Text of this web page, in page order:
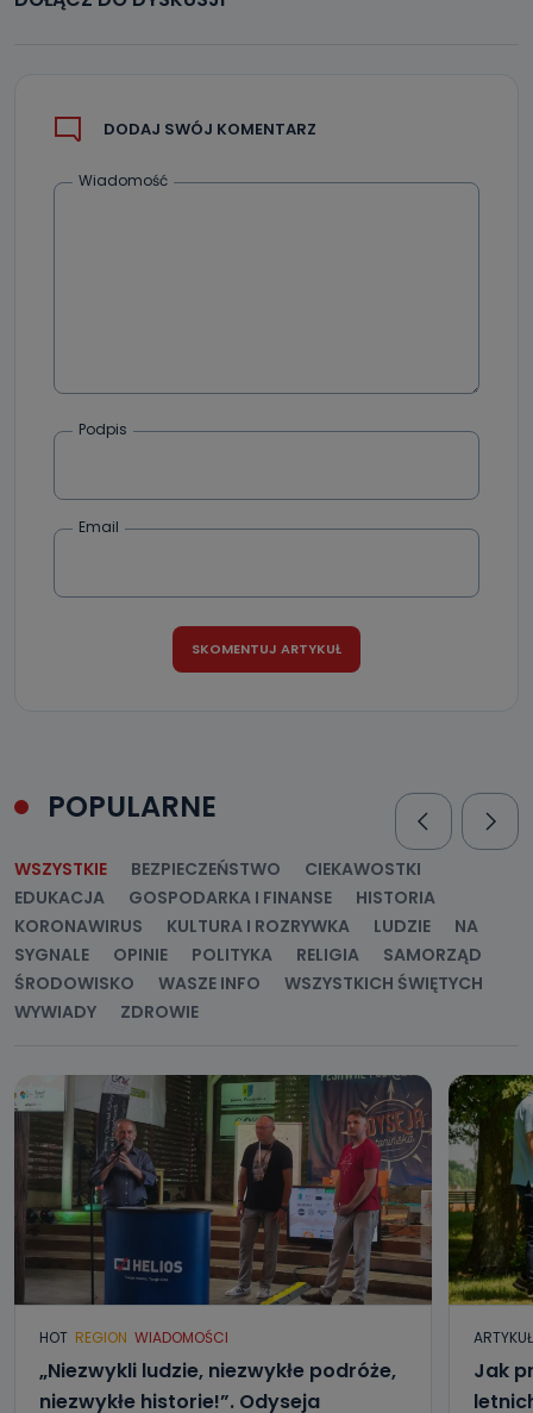
DODAJ SWÓJ KOMENTARZ
Wiadomość
Podpis
Email
POPULARNE
WSZYSTKIE BEZPIECZEŃSTWO
CIEKAWOSTKI
EDUKACJA
GOSPODARKA I FINANSE
HISTORIA
KORONAWIRUS
KULTURA I ROZRYWKA LUDZIE
NA
SYGNALE
OPINIE POLITYKA RELIGIA
SAMORZĄD
ŚRODOWISKO
WASZE INFO
WSZYSTKICH ŚWIĘTYCH
WYWIADY
ZDROWIE
HOT REGION WIADOMOŚCI
„Niezwykli ludzie, niezwykłe podróże,
niezwykłe historie!”. Odyseja
Jak